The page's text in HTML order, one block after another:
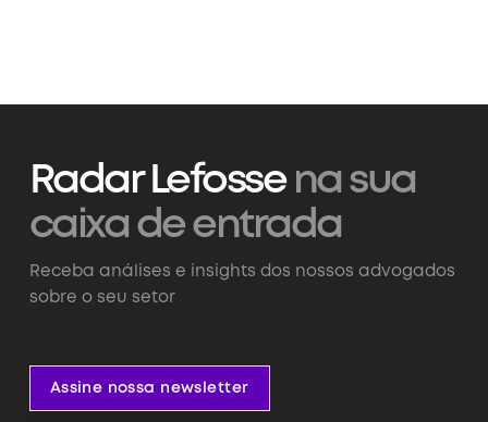
Radar Lefossena sua
caixa de entrada
Receba análises e insights dos nossos advogados
sobre o seu setor
Assine nossa newsletter